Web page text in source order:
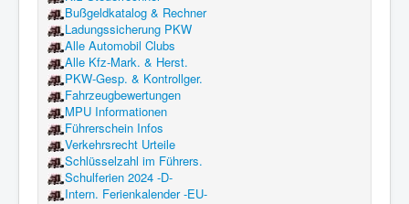
Bußgeldkatalog & Rechner
Ladungssicherung PKW
Alle Automobil Clubs
Alle Kfz-Mark. & Herst.
PKW-Gesp. & Kontrollger.
Fahrzeugbewertungen
MPU Informationen
Führerschein Infos
Verkehrsrecht Urteile
Schlüsselzahl im Führers.
Schulferien 2024 -D-
Intern. Ferienkalender -EU-